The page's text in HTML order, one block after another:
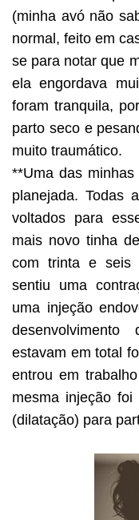
(minha avó não
normal, feito em
se para notar que
ela engordava
foram tranquila,
parto seco e
muito traumático.
**Uma das
planejada. Todas
voltados para
mais novo tinha
com trinta e seis
sentiu uma
uma injeção
estavam em total
entrou em
mesma injeção foi
(dilatação) para